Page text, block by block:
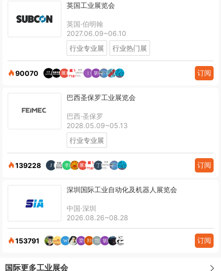
英国工业展览会
英国·伯明翰
2027.06.09~06.10
行业专业展
行业热门展
90070 订阅
巴西圣保罗工业展览会
巴西·圣保罗
2028.05.09~05.13
行业专业展
139228 订阅
深圳国际工业自动化及机器人展览会
中国·深圳
2026.08.26~08.28
153791 订阅
国际更多工业展会